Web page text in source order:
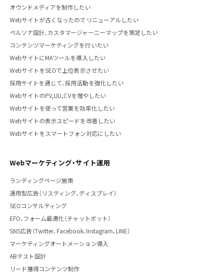
オウンドメディアを制作したい
Webサイトが古くなったのでリニューアルしたい
ペルソナ設計、カスタマージャーニーマップを策定したい
コンテンツマーケティングを行いたい
WebサイトにMAツールを導入したい
WebサイトをSEOで上位表示させたい
採用サイトを通じて、採用活動を強化したい
WebサイトのPV,UU,CVを増やしたい
Webサイトを使って営業を効率化したい
Webサイトの表示スピードを改善したい
Webサイトをスマートフォン対応にしたい
Webマーケティング・サイト運用
ランディングページ施策
運用型広告（リスティング、ディスプレイ）
SEOコンサルティング
EFO、フォーム最適化（チャットボット）
SNS広告（Twitter、Facebook、Instagram、LINE）
マーケティングオートメーション導入
ABテスト設計
リード獲得コンテンツ制作